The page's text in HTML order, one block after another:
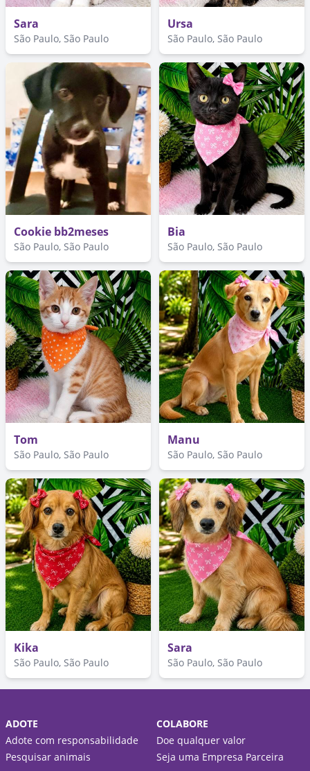
Sara
São Paulo, São Paulo
Ursa
São Paulo, São Paulo
Cookie bb2meses
São Paulo, São Paulo
Bia
São Paulo, São Paulo
Tom
São Paulo, São Paulo
Manu
São Paulo, São Paulo
Kika
São Paulo, São Paulo
Sara
São Paulo, São Paulo
ADOTE
Adote com responsabilidade
Pesquisar animais
COLABORE
Doe qualquer valor
Seja uma Empresa Parceira